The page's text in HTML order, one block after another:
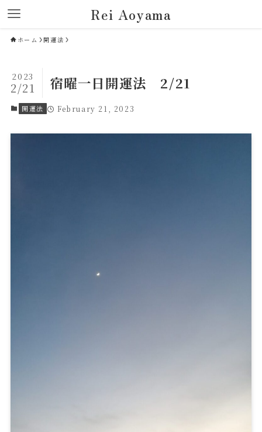
Rei Aoyama
ホーム 開運法
宿曜一日開運法 2/21
2023
2/21
開運法 February 21, 2023